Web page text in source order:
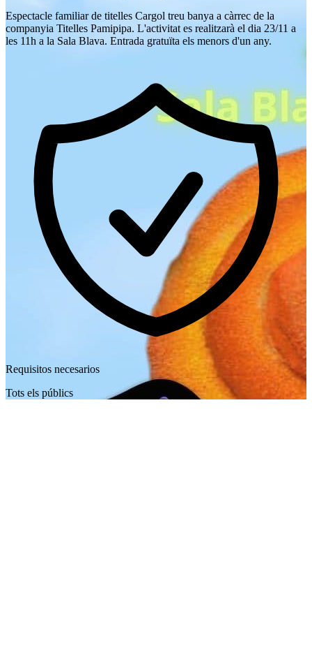
Espectacle familiar de titelles Cargol treu banya a càrrec de la
companyia Titelles Pamipipa. L'activitat es realitzarà el dia 23/11 a
les 11h a la Sala Blava. Entrada gratuïta els menors d'un any.
Requisitos necesarios
Tots els públics